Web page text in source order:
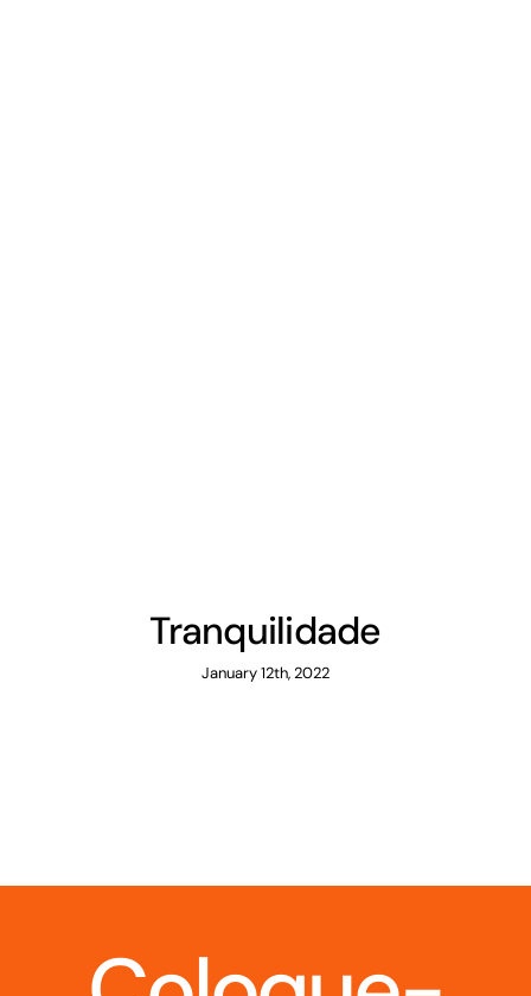
Tranquilidade
January 12th, 2022